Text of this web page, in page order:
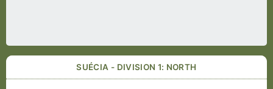
SUÉCIA - DIVISION 1: NORTH